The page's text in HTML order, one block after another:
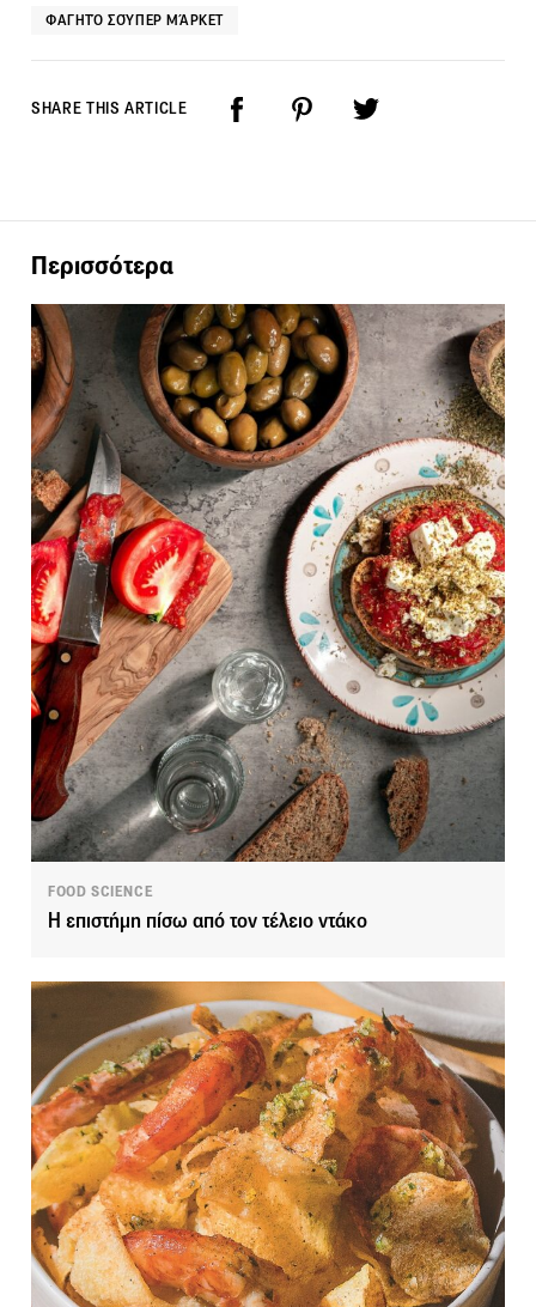
ΦΑΓΗΤΌ ΣΟΎΠΕΡ ΜΆΡΚΕΤ
SHARE THIS ARTICLE
Περισσότερα
FOOD SCIENCE
Η επιστήμη πίσω από τον τέλειο ντάκο